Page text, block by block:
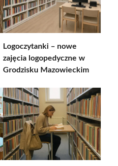
Logoczytanki – nowe
zajęcia logopedyczne w
Grodzisku Mazowieckim